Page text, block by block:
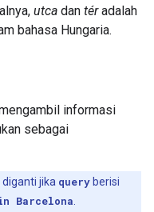
utca dan téradalah
bahasa Hungaria.
informasi
sebagai
jika query berisi
Barcelona